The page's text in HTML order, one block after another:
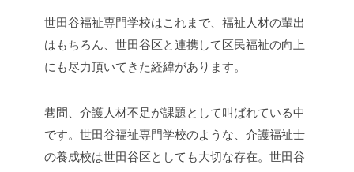
世田谷福祉専門学校はこれまで、福祉人材の輩出
はもちろん、世田谷区と連携して区民福祉の向上
にも尽力頂いてきた経緯があります。
巷間、介護人材不足が課題として叫ばれている中
です。 世田谷福祉専門学校のような、介護福祉士
の養成校は世田谷区としても大切な存在。 世田谷